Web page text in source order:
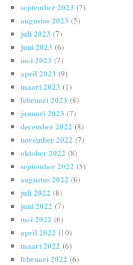
september 2023 (7)
augustus 2023 (5)
juli 2023 (7)
juni 2023 (6)
mei 2023 (7)
april 2023 (9)
maart 2023 (1)
februari 2023 (8)
januari 2023 (7)
december 2022 (8)
november 2022 (7)
oktober 2022 (8)
september 2022 (5)
augustus 2022 (6)
juli 2022 (8)
juni 2022 (7)
mei 2022 (6)
april 2022 (10)
maart 2022 (6)
februari 2022 (6)